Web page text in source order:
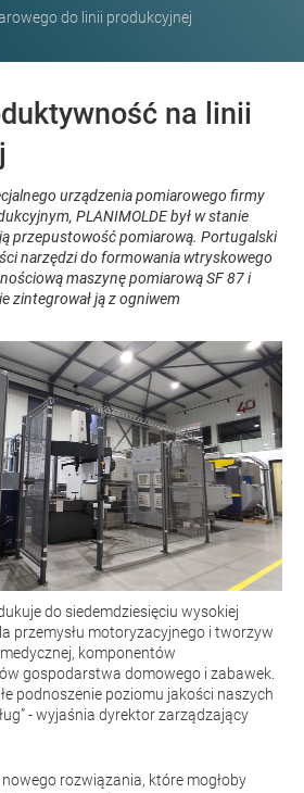
do linii produkcyjnej
na linii
urządzenia pomiarowego firmy
PLANIMOLDE był w stanie
przepustowość pomiarową. Portugalski
narzędzi do formowania wtryskowego
maszynę pomiarową SF 87 i
zintegrował ją z ogniwem
do siedemdziesięciu wysokiej
przemysłu motoryzacyjnego i tworzyw
komponentów
gospodarstwa domowego i zabawek.
podnoszenie poziomu jakości naszych
- wyjaśnia dyrektor zarządzający
rozwiązania, które mogłoby